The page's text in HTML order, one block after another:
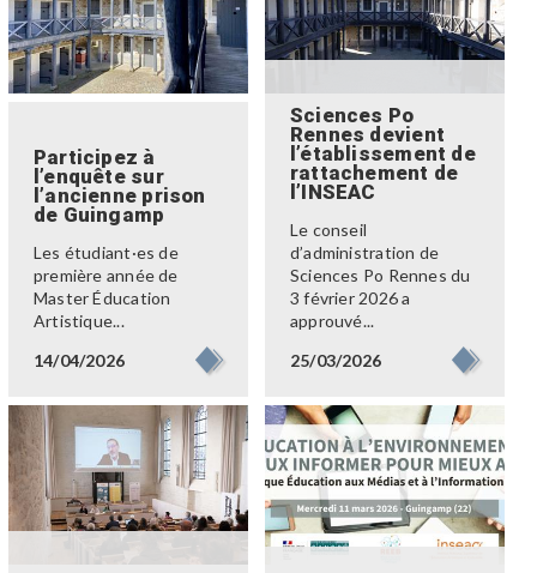
Participez à
l’enquête sur
l’ancienne prison
de Guingamp
Les étudiant·es de
première année de
Master Éducation
Artistique...
14/04/2026
Sciences Po
Rennes devient
l’établissement de
rattachement de
l’INSEAC
Le conseil
d’administration de
Sciences Po Rennes du
3 février 2026 a
approuvé...
25/03/2026